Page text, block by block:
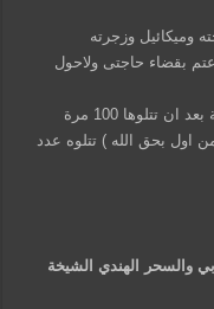
وميكائيل وزجرته
بقضاء حاجتى ولاحول
تتلوها 100 مرة
اول بحق الله ) تتلوه عدد
والسحر الهندي الشيخة